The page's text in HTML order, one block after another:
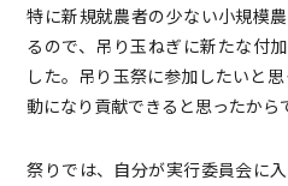
特に新規就農者の少ない小規模
るので、吊り玉ねぎに新たな付
した。吊り玉祭に参加したいと
動になり貢献できると思ったから
祭りでは、自分が実行委員会に